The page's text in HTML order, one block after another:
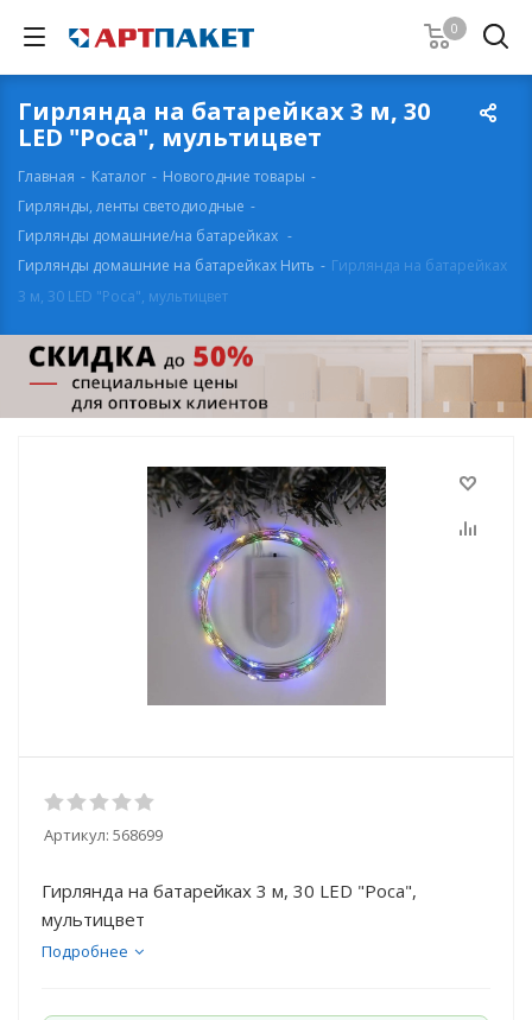
0
Гирлянда на батарейках 3 м, 30
LED "Роса", мультицвет
Главная - Каталог - Новогодние товары -
Гирлянды, ленты светодиодные -
Гирлянды домашние/на батарейках -
Гирлянды домашние на батарейках Нить - Гирлянда на батарейках
3 м, 30 LED "Роса", мультицвет
Артикул: 568699
Гирлянда на батарейках 3 м, 30 LED "Роса",
мультицвет
Подробнее